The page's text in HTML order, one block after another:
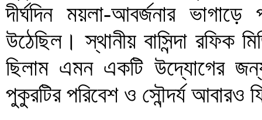
দীর্ঘদিন ময়লা-আবর্জনার
উঠেছিল। স্থানীয় বাসিন্দা রফিক
ছিলাম এমন একটি উদ্যোগের
পুকুরটির পরিবেশ ও সৌন্দর্য